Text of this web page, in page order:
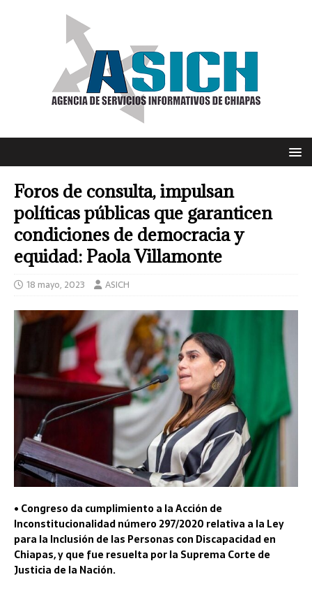
Foros de consulta, impulsan
políticas públicas que garanticen
condiciones de democracia y
equidad: Paola Villamonte
18 mayo, 2023 ASICH
• Congreso da cumplimiento a la Acción de
Inconstitucionalidad número 297/2020 relativa a la Ley
para la Inclusión de las Personas con Discapacidad en
Chiapas, y que fue resuelta por la Suprema Corte de
Justicia de la Nación.